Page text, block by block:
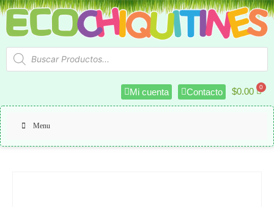
Mi cuenta Contacto $0.00
Menu